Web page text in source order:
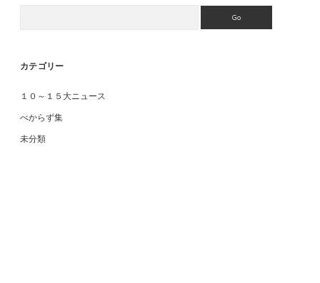
カテゴリー
１０～１５大ニュース
べからず集
未分類